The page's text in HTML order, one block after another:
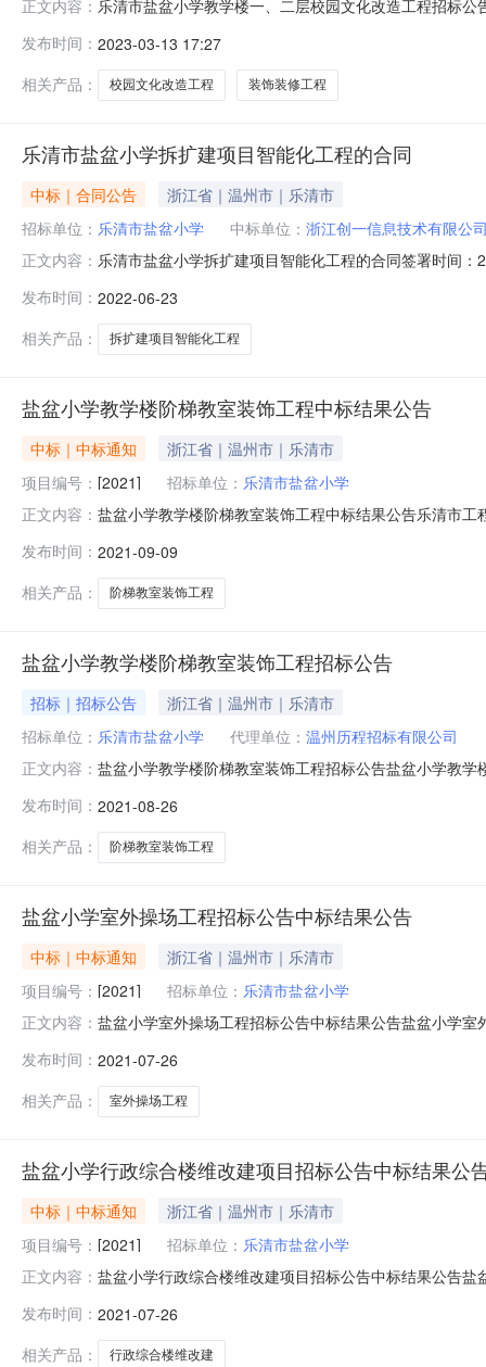
正文内容： 乐清市盐盆小学教学楼一、二层校园文化改造工程招标
装修改造一、二层走廊等，其中一、二层走廊水平面积
容具体以业主提供的施工图纸和有关说明为准。
发布时间： 2023-03-13 17:27
相关产品：
校园文化改造工程 装饰装修工程
乐清市盐盆小学拆扩建项目智能化工程的合同
中标｜合同公告
浙江省｜温州市｜乐清市
招标单位： 乐清市盐盆小学 中标单位： 浙江创一信息技术有限公
正文内容： 乐清市盐盆小学拆扩建项目智能化工程的合同签署时间
发布时间： 2022-06-23
相关产品：
拆扩建项目智能化工程
盐盆小学教学楼阶梯教室装饰工程中标结果公告
中标｜中标通知
浙江省｜温州市｜乐清市
项目编号： [2021] 招标单位： 乐清市盐盆小学
正文内容： 盐盆小学教学楼阶梯教室装饰工程中标结果公告乐清市
乐清市盐盆小学工程名称盐盆小学教学楼阶梯教室装饰
算约348292.27元，具体以施工图纸
发布时间： 2021-09-09
相关产品：
阶梯教室装饰工程
盐盆小学教学楼阶梯教室装饰工程招标公告
招标｜招标公告
浙江省｜温州市｜乐清市
招标单位： 乐清市盐盆小学 代理单位： 温州历程招标有限公司
正文内容： 盐盆小学教学楼阶梯教室装饰工程招标公告盐盆小学教
况与招标范围（1）本次项目建安费概算约348292.27元
工程量清单(发包价)和有关说明
发布时间： 2021-08-26
相关产品：
阶梯教室装饰工程
盐盆小学室外操场工程招标公告中标结果公告
中标｜中标通知
浙江省｜温州市｜乐清市
项目编号： [2021] 招标单位： 乐清市盐盆小学
正文内容： 盐盆小学室外操场工程招标公告中标结果公告盐盆小学
签订工程项目承包合同。招标人名称乐清市盐盆小学工
目建安费概算约410596.00元，具体
发布时间： 2021-07-26
相关产品：
室外操场工程
盐盆小学行政综合楼维改建项目招标公告中标结果公
中标｜中标通知
浙江省｜温州市｜乐清市
项目编号： [2021] 招标单位： 乐清市盐盆小学
正文内容： 盐盆小学行政综合楼维改建项目招标公告中标结果公告
结果与招标单位签订工程项目承包合同。招标人名称乐
学行政综合楼维改建项目。本次项目建安费概
发布时间： 2021-07-26
相关产品：
行政综合楼维改建